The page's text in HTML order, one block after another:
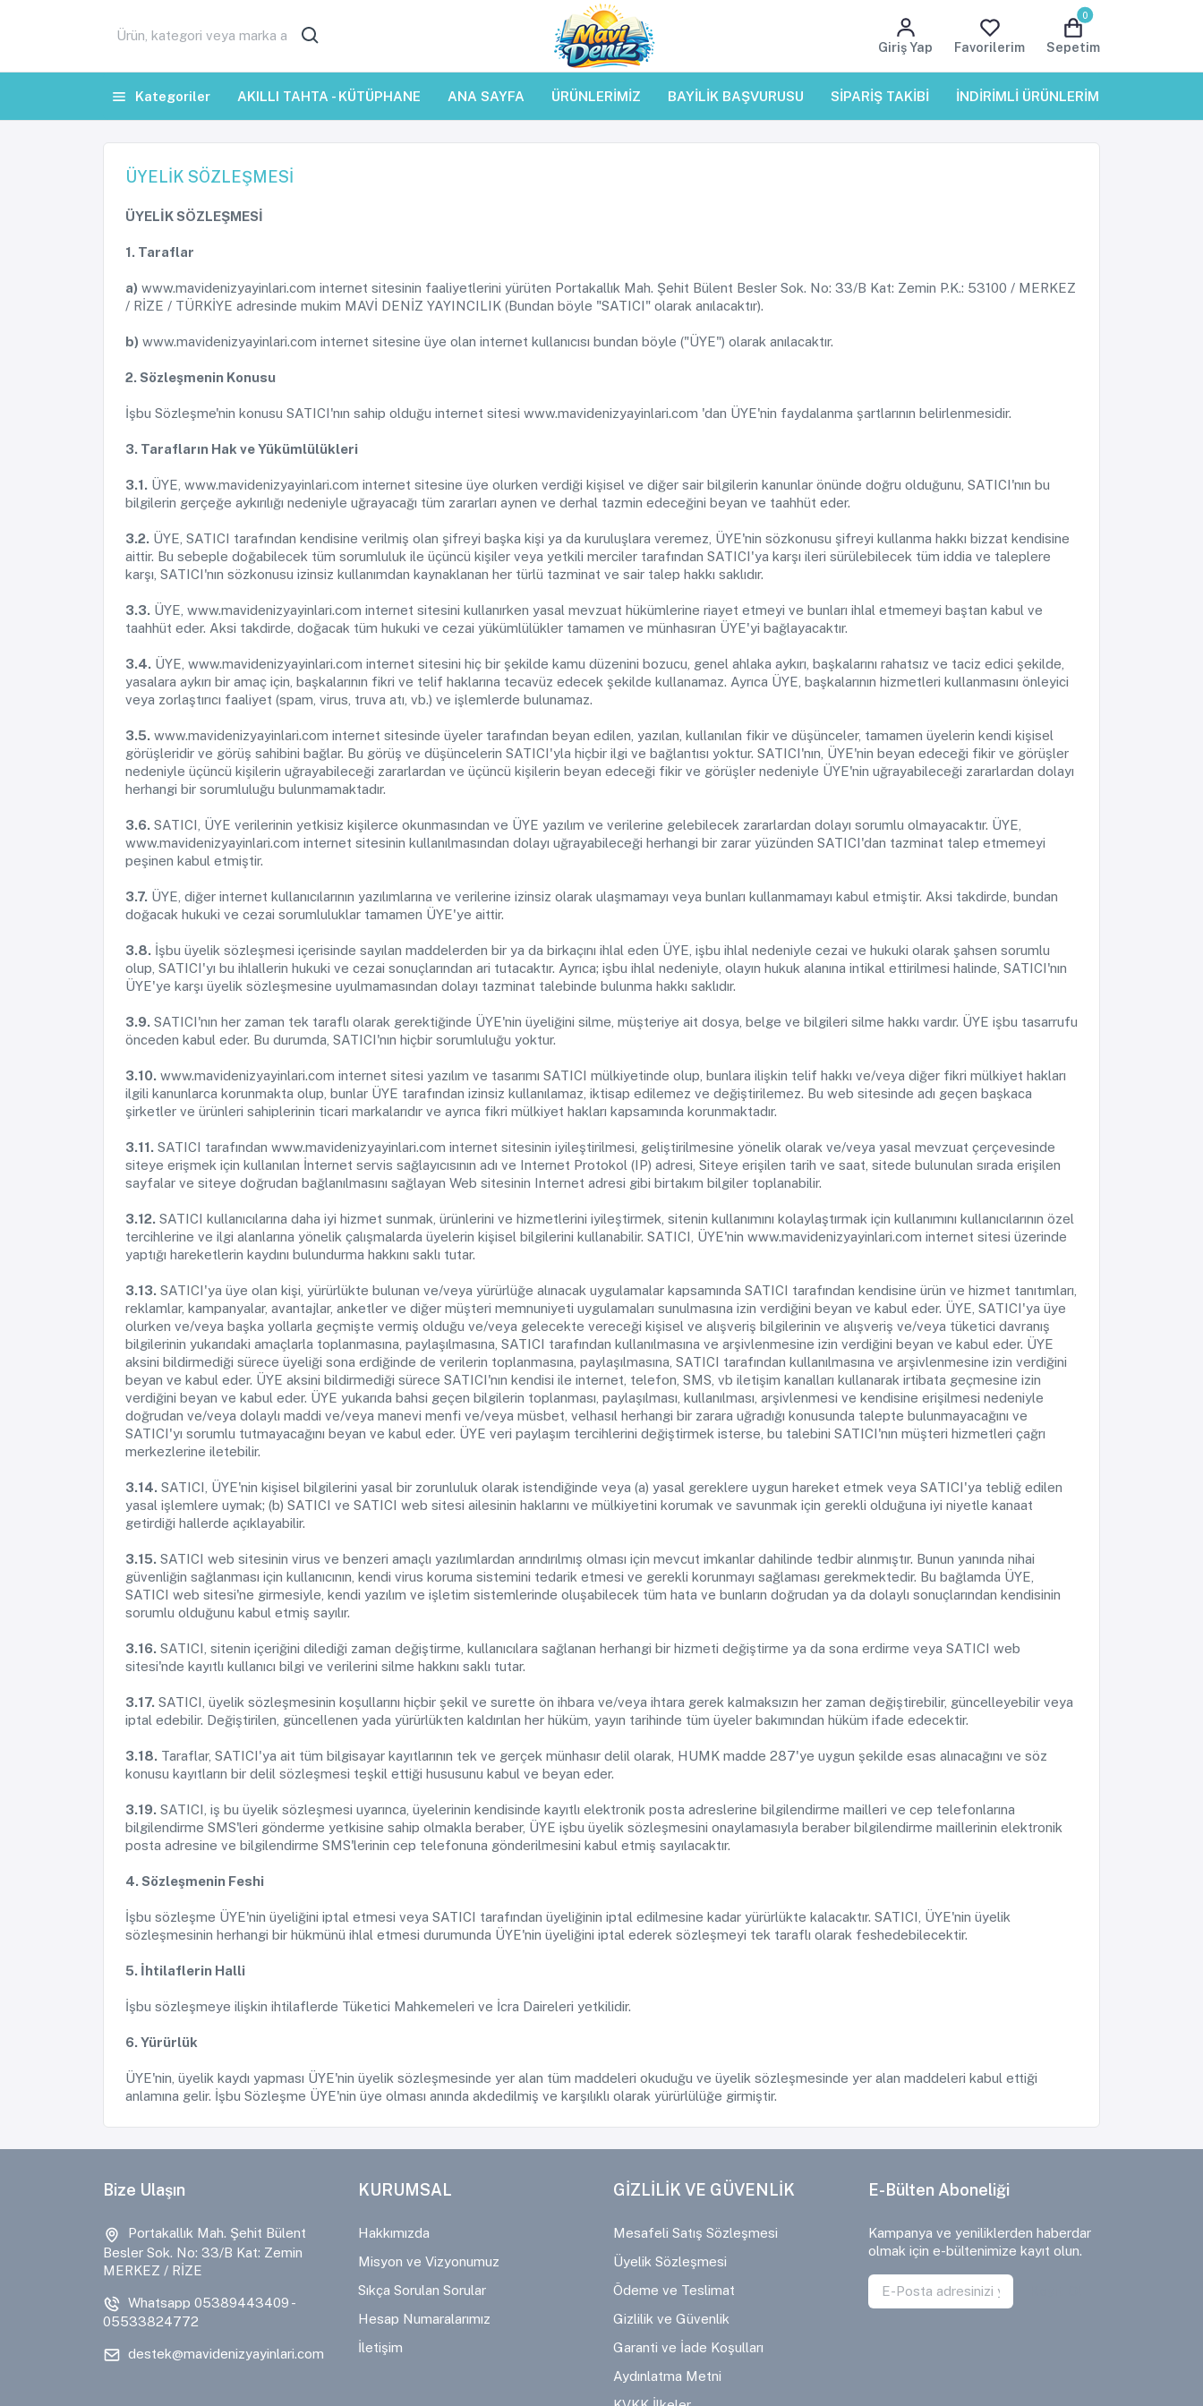
Giriş Yap Favorilerim
0
Sepetim
Kategoriler AKILLI TAHTA - KÜTÜPHANE ANA SAYFA ÜRÜNLERİMİZ BAYİLİK BAŞVURUSU SİPARİŞ TAKİBİ İNDİRİMLİ ÜRÜNLERİMİZ
ÜYELİK SÖZLEŞMESİ
ÜYELİK SÖZLEŞMESİ
1. Taraflar
a) www.mavidenizyayinlari.com internet sitesinin faaliyetlerini yürüten Portakallık Mah. Şehit Bülent Besler Sok. No: 33/B Kat: Zemin P.K.: 53100 / MERKEZ
/ RİZE / TÜRKİYE adresinde mukim MAVİ DENİZ YAYINCILIK (Bundan böyle "SATICI" olarak anılacaktır).
b) www.mavidenizyayinlari.com internet sitesine üye olan internet kullanıcısı bundan böyle ("ÜYE") olarak anılacaktır.
2. Sözleşmenin Konusu
İşbu Sözleşme'nin konusu SATICI'nın sahip olduğu internet sitesi www.mavidenizyayinlari.com 'dan ÜYE'nin faydalanma şartlarının belirlenmesidir.
3. Tarafların Hak ve Yükümlülükleri
3.1. ÜYE, www.mavidenizyayinlari.com internet sitesine üye olurken verdiği kişisel ve diğer sair bilgilerin kanunlar önünde doğru olduğunu, SATICI'nın bu
bilgilerin gerçeğe aykırılığı nedeniyle uğrayacağı tüm zararları aynen ve derhal tazmin edeceğini beyan ve taahhüt eder.
3.2. ÜYE, SATICI tarafından kendisine verilmiş olan şifreyi başka kişi ya da kuruluşlara veremez, ÜYE'nin sözkonusu şifreyi kullanma hakkı bizzat kendisine
aittir. Bu sebeple doğabilecek tüm sorumluluk ile üçüncü kişiler veya yetkili merciler tarafından SATICI'ya karşı ileri sürülebilecek tüm iddia ve taleplere
karşı, SATICI'nın sözkonusu izinsiz kullanımdan kaynaklanan her türlü tazminat ve sair talep hakkı saklıdır.
3.3. ÜYE, www.mavidenizyayinlari.com internet sitesini kullanırken yasal mevzuat hükümlerine riayet etmeyi ve bunları ihlal etmemeyi baştan kabul ve
taahhüt eder. Aksi takdirde, doğacak tüm hukuki ve cezai yükümlülükler tamamen ve münhasıran ÜYE'yi bağlayacaktır.
3.4. ÜYE, www.mavidenizyayinlari.com internet sitesini hiç bir şekilde kamu düzenini bozucu, genel ahlaka aykırı, başkalarını rahatsız ve taciz edici şekilde,
yasalara aykırı bir amaç için, başkalarının fikri ve telif haklarına tecavüz edecek şekilde kullanamaz. Ayrıca ÜYE, başkalarının hizmetleri kullanmasını önleyici
veya zorlaştırıcı faaliyet (spam, virus, truva atı, vb.) ve işlemlerde bulunamaz.
3.5. www.mavidenizyayinlari.com internet sitesinde üyeler tarafından beyan edilen, yazılan, kullanılan fikir ve düşünceler, tamamen üyelerin kendi kişisel
görüşleridir ve görüş sahibini bağlar. Bu görüş ve düşüncelerin SATICI'yla hiçbir ilgi ve bağlantısı yoktur. SATICI'nın, ÜYE'nin beyan edeceği fikir ve görüşler
nedeniyle üçüncü kişilerin uğrayabileceği zararlardan ve üçüncü kişilerin beyan edeceği fikir ve görüşler nedeniyle ÜYE'nin uğrayabileceği zararlardan dolayı
herhangi bir sorumluluğu bulunmamaktadır.
3.6. SATICI, ÜYE verilerinin yetkisiz kişilerce okunmasından ve ÜYE yazılım ve verilerine gelebilecek zararlardan dolayı sorumlu olmayacaktır. ÜYE,
www.mavidenizyayinlari.com internet sitesinin kullanılmasından dolayı uğrayabileceği herhangi bir zarar yüzünden SATICI'dan tazminat talep etmemeyi
peşinen kabul etmiştir.
3.7. ÜYE, diğer internet kullanıcılarının yazılımlarına ve verilerine izinsiz olarak ulaşmamayı veya bunları kullanmamayı kabul etmiştir. Aksi takdirde, bundan
doğacak hukuki ve cezai sorumluluklar tamamen ÜYE'ye aittir.
3.8. İşbu üyelik sözleşmesi içerisinde sayılan maddelerden bir ya da birkaçını ihlal eden ÜYE, işbu ihlal nedeniyle cezai ve hukuki olarak şahsen sorumlu
olup, SATICI'yı bu ihlallerin hukuki ve cezai sonuçlarından ari tutacaktır. Ayrıca; işbu ihlal nedeniyle, olayın hukuk alanına intikal ettirilmesi halinde, SATICI'nın
ÜYE'ye karşı üyelik sözleşmesine uyulmamasından dolayı tazminat talebinde bulunma hakkı saklıdır.
3.9. SATICI'nın her zaman tek taraflı olarak gerektiğinde ÜYE'nin üyeliğini silme, müşteriye ait dosya, belge ve bilgileri silme hakkı vardır. ÜYE işbu tasarrufu
önceden kabul eder. Bu durumda, SATICI'nın hiçbir sorumluluğu yoktur.
3.10. www.mavidenizyayinlari.com internet sitesi yazılım ve tasarımı SATICI mülkiyetinde olup, bunlara ilişkin telif hakkı ve/veya diğer fikri mülkiyet hakları
ilgili kanunlarca korunmakta olup, bunlar ÜYE tarafından izinsiz kullanılamaz, iktisap edilemez ve değiştirilemez. Bu web sitesinde adı geçen başkaca
şirketler ve ürünleri sahiplerinin ticari markalarıdır ve ayrıca fikri mülkiyet hakları kapsamında korunmaktadır.
3.11. SATICI tarafından www.mavidenizyayinlari.com internet sitesinin iyileştirilmesi, geliştirilmesine yönelik olarak ve/veya yasal mevzuat çerçevesinde
siteye erişmek için kullanılan İnternet servis sağlayıcısının adı ve Internet Protokol (IP) adresi, Siteye erişilen tarih ve saat, sitede bulunulan sırada erişilen
sayfalar ve siteye doğrudan bağlanılmasını sağlayan Web sitesinin Internet adresi gibi birtakım bilgiler toplanabilir.
3.12. SATICI kullanıcılarına daha iyi hizmet sunmak, ürünlerini ve hizmetlerini iyileştirmek, sitenin kullanımını kolaylaştırmak için kullanımını kullanıcılarının özel
tercihlerine ve ilgi alanlarına yönelik çalışmalarda üyelerin kişisel bilgilerini kullanabilir. SATICI, ÜYE'nin www.mavidenizyayinlari.com internet sitesi üzerinde
yaptığı hareketlerin kaydını bulundurma hakkını saklı tutar.
3.13. SATICI'ya üye olan kişi, yürürlükte bulunan ve/veya yürürlüğe alınacak uygulamalar kapsamında SATICI tarafından kendisine ürün ve hizmet tanıtımları,
reklamlar, kampanyalar, avantajlar, anketler ve diğer müşteri memnuniyeti uygulamaları sunulmasına izin verdiğini beyan ve kabul eder. ÜYE, SATICI'ya üye
olurken ve/veya başka yollarla geçmişte vermiş olduğu ve/veya gelecekte vereceği kişisel ve alışveriş bilgilerinin ve alışveriş ve/veya tüketici davranış
bilgilerinin yukarıdaki amaçlarla toplanmasına, paylaşılmasına, SATICI tarafından kullanılmasına ve arşivlenmesine izin verdiğini beyan ve kabul eder. ÜYE
aksini bildirmediği sürece üyeliği sona erdiğinde de verilerin toplanmasına, paylaşılmasına, SATICI tarafından kullanılmasına ve arşivlenmesine izin verdiğini
beyan ve kabul eder. ÜYE aksini bildirmediği sürece SATICI'nın kendisi ile internet, telefon, SMS, vb iletişim kanalları kullanarak irtibata geçmesine izin
verdiğini beyan ve kabul eder. ÜYE yukarıda bahsi geçen bilgilerin toplanması, paylaşılması, kullanılması, arşivlenmesi ve kendisine erişilmesi nedeniyle
doğrudan ve/veya dolaylı maddi ve/veya manevi menfi ve/veya müsbet, velhasıl herhangi bir zarara uğradığı konusunda talepte bulunmayacağını ve
SATICI'yı sorumlu tutmayacağını beyan ve kabul eder. ÜYE veri paylaşım tercihlerini değiştirmek isterse, bu talebini SATICI'nın müşteri hizmetleri çağrı
merkezlerine iletebilir.
3.14. SATICI, ÜYE'nin kişisel bilgilerini yasal bir zorunluluk olarak istendiğinde veya (a) yasal gereklere uygun hareket etmek veya SATICI'ya tebliğ edilen
yasal işlemlere uymak; (b) SATICI ve SATICI web sitesi ailesinin haklarını ve mülkiyetini korumak ve savunmak için gerekli olduğuna iyi niyetle kanaat
getirdiği hallerde açıklayabilir.
3.15. SATICI web sitesinin virus ve benzeri amaçlı yazılımlardan arındırılmış olması için mevcut imkanlar dahilinde tedbir alınmıştır. Bunun yanında nihai
güvenliğin sağlanması için kullanıcının, kendi virus koruma sistemini tedarik etmesi ve gerekli korunmayı sağlaması gerekmektedir. Bu bağlamda ÜYE,
SATICI web sitesi'ne girmesiyle, kendi yazılım ve işletim sistemlerinde oluşabilecek tüm hata ve bunların doğrudan ya da dolaylı sonuçlarından kendisinin
sorumlu olduğunu kabul etmiş sayılır.
3.16. SATICI, sitenin içeriğini dilediği zaman değiştirme, kullanıcılara sağlanan herhangi bir hizmeti değiştirme ya da sona erdirme veya SATICI web
sitesi'nde kayıtlı kullanıcı bilgi ve verilerini silme hakkını saklı tutar.
3.17. SATICI, üyelik sözleşmesinin koşullarını hiçbir şekil ve surette ön ihbara ve/veya ihtara gerek kalmaksızın her zaman değiştirebilir, güncelleyebilir veya
iptal edebilir. Değiştirilen, güncellenen yada yürürlükten kaldırılan her hüküm, yayın tarihinde tüm üyeler bakımından hüküm ifade edecektir.
3.18. Taraflar, SATICI'ya ait tüm bilgisayar kayıtlarının tek ve gerçek münhasır delil olarak, HUMK madde 287'ye uygun şekilde esas alınacağını ve söz
konusu kayıtların bir delil sözleşmesi teşkil ettiği hususunu kabul ve beyan eder.
3.19. SATICI, iş bu üyelik sözleşmesi uyarınca, üyelerinin kendisinde kayıtlı elektronik posta adreslerine bilgilendirme mailleri ve cep telefonlarına
bilgilendirme SMS'leri gönderme yetkisine sahip olmakla beraber, ÜYE işbu üyelik sözleşmesini onaylamasıyla beraber bilgilendirme maillerinin elektronik
posta adresine ve bilgilendirme SMS'lerinin cep telefonuna gönderilmesini kabul etmiş sayılacaktır.
4. Sözleşmenin Feshi
İşbu sözleşme ÜYE'nin üyeliğini iptal etmesi veya SATICI tarafından üyeliğinin iptal edilmesine kadar yürürlükte kalacaktır. SATICI, ÜYE'nin üyelik
sözleşmesinin herhangi bir hükmünü ihlal etmesi durumunda ÜYE'nin üyeliğini iptal ederek sözleşmeyi tek taraflı olarak feshedebilecektir.
5. İhtilaflerin Halli
İşbu sözleşmeye ilişkin ihtilaflerde Tüketici Mahkemeleri ve İcra Daireleri yetkilidir.
6. Yürürlük
ÜYE'nin, üyelik kaydı yapması ÜYE'nin üyelik sözleşmesinde yer alan tüm maddeleri okuduğu ve üyelik sözleşmesinde yer alan maddeleri kabul ettiği
anlamına gelir. İşbu Sözleşme ÜYE'nin üye olması anında akdedilmiş ve karşılıklı olarak yürürlülüğe girmiştir.
Bize Ulaşın
Portakallık Mah. Şehit Bülent
Besler Sok. No: 33/B Kat: Zemin
MERKEZ / RİZE
Whatsapp 05389443409 -
05533824772
destek@mavidenizyayinlari.com
E-Bülten Aboneliği
Kampanya ve yeniliklerden haberdar
olmak için e-bültenimize kayıt olun.
KURUMSAL
Hakkımızda
Misyon ve Vizyonumuz
Sıkça Sorulan Sorular
Hesap Numaralarımız
İletişim
GİZLİLİK VE GÜVENLİK
Mesafeli Satış Sözleşmesi
Üyelik Sözleşmesi
Ödeme ve Teslimat
Gizlilik ve Güvenlik
Garanti ve İade Koşulları
Aydınlatma Metni